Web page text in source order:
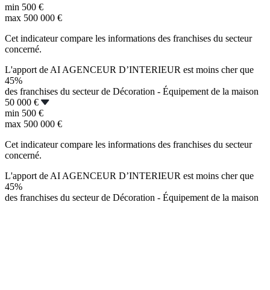
min 500 €
max 500 000 €
Cet indicateur compare les informations des franchises du secteur
concerné.
L'apport de AI AGENCEUR D’INTERIEUR est moins cher que
45%
des franchises du secteur de Décoration - Équipement de la maison
50 000 €
min 500 €
max 500 000 €
Cet indicateur compare les informations des franchises du secteur
concerné.
L'apport de AI AGENCEUR D’INTERIEUR est moins cher que
45%
des franchises du secteur de Décoration - Équipement de la maison